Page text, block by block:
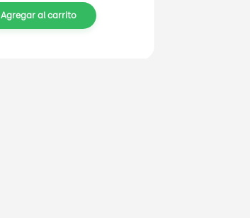
Agregar al carrito